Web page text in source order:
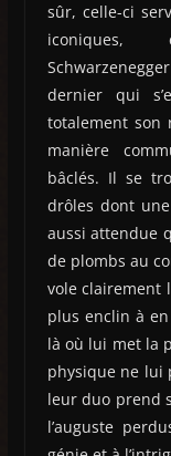
sûr, celle-ci
iconiques,
dernier qui
totalement son
manière
bâclés. Il se
drôles dont
aussi attendue
de plombs au
vole clairement
plus enclin à
là où lui met la
physique ne lui
leur duo prend
l’auguste